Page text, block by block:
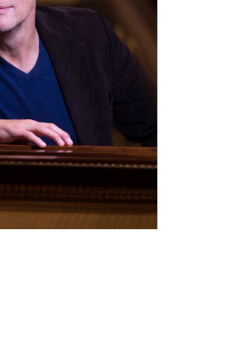
Arrangementer og
Nyheter og historier
Ledige stillinger